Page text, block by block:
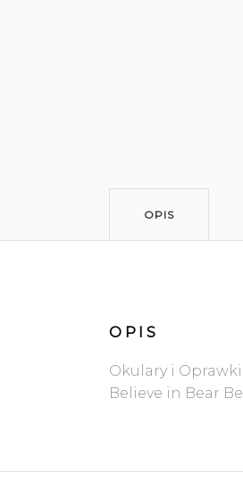
OPIS
OPIS
Okulary i
Believe in Bear